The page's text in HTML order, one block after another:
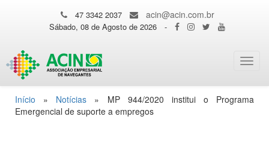
47 3342 2037 acin@acin.com.br
Sábado, 08 de Agosto de 2026 -
Início » Notícias » MP 944/2020 institui o Programa
Emergencial de suporte a empregos